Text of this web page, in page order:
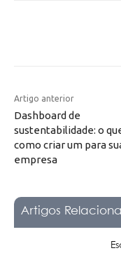
Artigo anterior
Dashboard de
sustentabilidade: o
como criar um para
empresa
Artigos